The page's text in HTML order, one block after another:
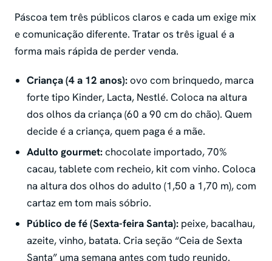
Páscoa tem três públicos claros e cada um exige mix
e comunicação diferente. Tratar os três igual é a
forma mais rápida de perder venda.
Criança (4 a 12 anos):ovo com brinquedo, marca
forte tipo Kinder, Lacta, Nestlé. Coloca na altura
dos olhos da criança (60 a 90 cm do chão). Quem
decide é a criança, quem paga é a mãe.
Adulto gourmet:chocolate importado, 70%
cacau, tablete com recheio, kit com vinho. Coloca
na altura dos olhos do adulto (1,50 a 1,70 m), com
cartaz em tom mais sóbrio.
Público de fé (Sexta-feira Santa): peixe, bacalhau,
azeite, vinho, batata. Cria seção “Ceia de Sexta
Santa” uma semana antes com tudo reunido.